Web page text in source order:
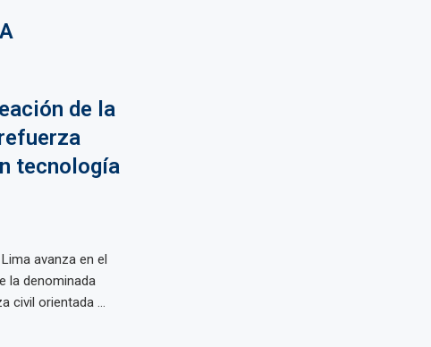
de la
tecnología
avanza en el
la denominada
civil orientada ...